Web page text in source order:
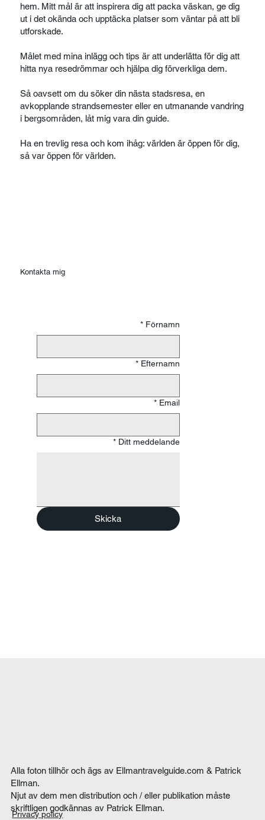
hem. Mitt mål är att inspirera dig att packa väskan, ge dig
ut i det okända och upptäcka platser som väntar på att bli
utforskade.
Målet med mina inlägg och tips är att underlätta för dig att
hitta nya resedrömmar och hjälpa dig förverkliga dem.
Så oavsett om du söker din nästa stadsresa, en
avkopplande strandsemester eller en utmanande vandring
i bergsområden, låt mig vara din guide.
Ha en trevlig resa och kom ihåg: världen är öppen för dig,
så var öppen för världen.
Kontakta mig
Förnamn
*
Efternamn
*
Email
*
Ditt meddelande
*
Skicka
Alla foton tillhör och ägs av Ellmantravelguide.com & Patrick
Ellman.
Njut av dem men distribution och / eller publikation måste
skriftligen godkännas av Patrick Ellman.
Privacy policy